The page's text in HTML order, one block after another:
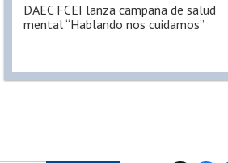
DAEC FCEI lanza campaña de salud
mental “Hablando nos cuidamos”